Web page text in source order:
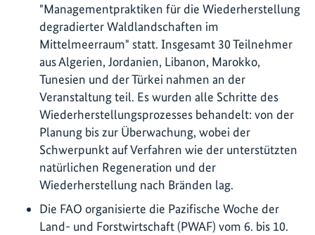
"Managementpraktiken für die Wiederherstellung
degradierter Waldlandschaften im
Mittelmeerraum" statt. Insgesamt 30 Teilnehmer
aus Algerien, Jordanien, Libanon, Marokko,
Tunesien und der Türkei nahmen an der
Veranstaltung teil. Es wurden alle Schritte des
Wiederherstellungsprozesses behandelt: von der
Planung bis zur Überwachung, wobei der
Schwerpunkt auf Verfahren wie der unterstützten
natürlichen Regeneration und der
Wiederherstellung nach Bränden lag.
Die FAO organisierte die Pazifische Woche der
Land- und Forstwirtschaft (PWAF) vom 6. bis 10.